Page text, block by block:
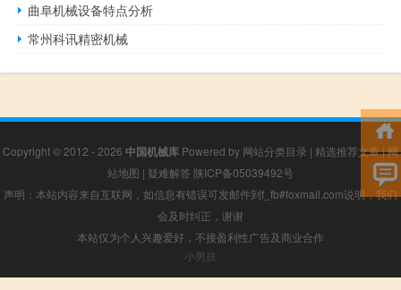
曲阜机械设备特点分析
常州科讯精密机械
Copyright © 2012 - 2026 中国机械库 Powered by 网站分类目录 | 精选推荐文章|网
站地图 | 疑难解答 陕ICP备05039492号
声明：本站内容来自互联网，如信息有错误可发邮件到f_fb#foxmail.com说明，我们
会及时纠正，谢谢
本站仅为个人兴趣爱好，不接盈利性广告及商业合作
小男孩